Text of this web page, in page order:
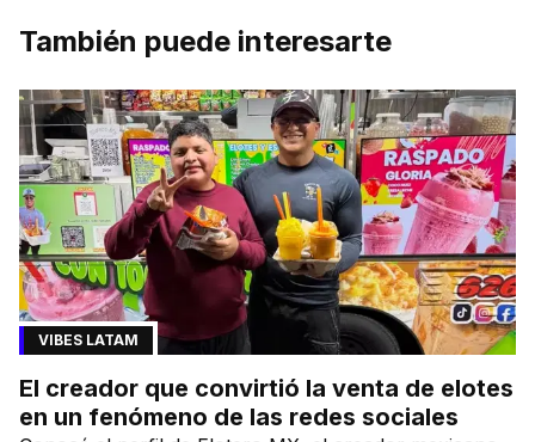
También puede interesarte
VIBES LATAM
El creador que convirtió la venta de elotes
en un fenómeno de las redes sociales